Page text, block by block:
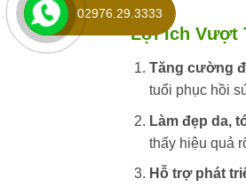
Lợi Ích Vượt
Tăng cường
tuổi phục hồi
Làm đẹp da,
thấy hiệu quả
Hỗ trợ phát
02976.29.3333